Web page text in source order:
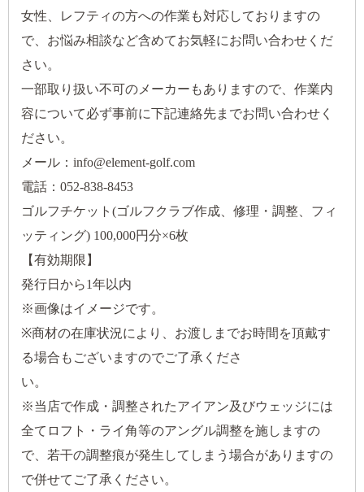
女性、レフティの方への作業も対応しておりますの
で、お悩み相談など含めてお気軽にお問い合わせくだ
さい。
一部取り扱い不可のメーカーもありますので、作業内
容について必ず事前に下記連絡先までお問い合わせく
ださい。
メール：info@element-golf.com
電話：052-838-8453
ゴルフチケット(ゴルフクラブ作成、修理・調整、フィ
ッティング) 100,000円分×6枚
【有効期限】
発行日から1年以内
※画像はイメージです。
※商材の在庫状況により、お渡しまでお時間を頂戴す
る場合もございますのでご了承くださ
※当店で作成・調整されたアイアン及びウェッジには
全てロフト・ライ角等のアングル調整を施しますの
で、若干の調整痕が発生してしまう場合がありますの
で併せてご了承ください。